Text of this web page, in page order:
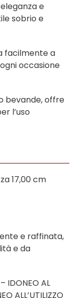
e
sobrio e
facilmente a
occasione
bevande, offre
l’uso
17,00 cm
e raffinata,
e da
IDONEO AL
ALL’UTILIZZO